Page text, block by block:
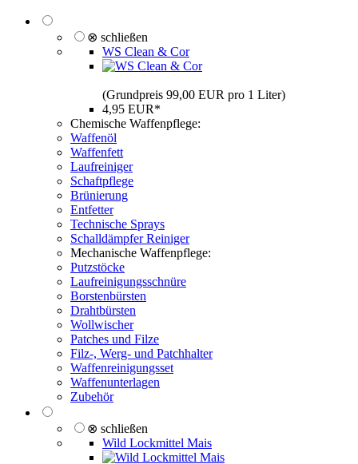
⊗ schließen
WS Clean & Cor
(Grundpreis 99,00 EUR pro 1 Liter)
4,95 EUR*
Chemische Waffenpflege:
Waffenöl
Waffenfett
Laufreiniger
Schaftpflege
Brünierung
Entfetter
Technische Sprays
Schalldämpfer Reiniger
Mechanische Waffenpflege:
Putzstöcke
Laufreinigungsschnüre
Borstenbürsten
Drahtbürsten
Wollwischer
Patches und Filze
Filz-, Werg- und Patchhalter
Waffenreinigungsset
Waffenunterlagen
Zubehör
⊗ schließen
Wild Lockmittel Mais